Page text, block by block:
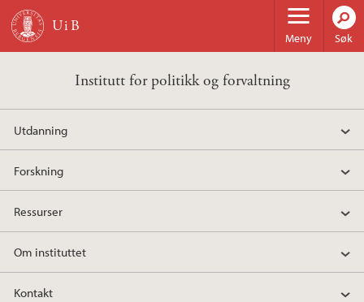
Hopp til hovedinnhold
Meny Søk
Institutt for politikk og forvaltning
Utdanning
Forskning
Ressurser
Om instituttet
Kontakt